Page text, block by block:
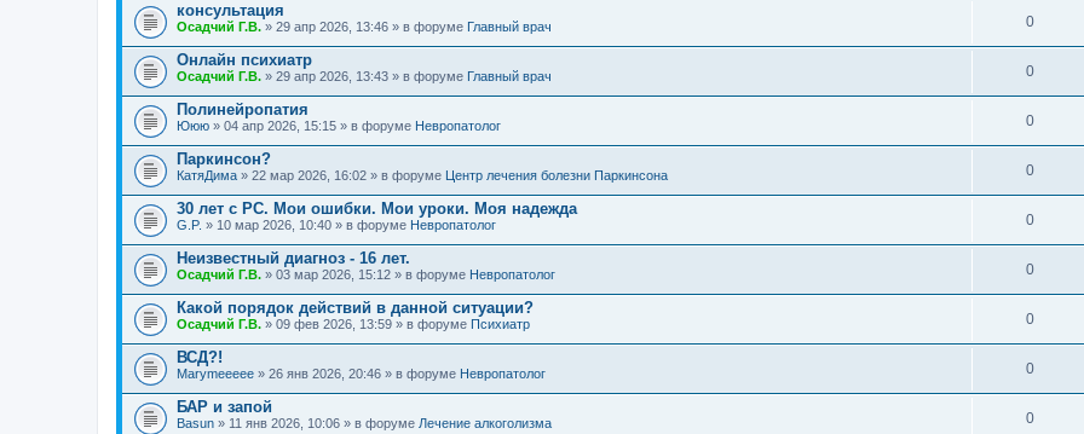
консультация
Осадчий Г.В. » 29 апр 2026, 13:46 » в форуме Главный врач 0
Онлайн психиатр
Осадчий Г.В. » 29 апр 2026, 13:43 » в форуме Главный врач 0
Полинейропатия
Ююю » 04 апр 2026, 15:15 » в форуме Невропатолог 0
Паркинсон?
КатяДима » 22 мар 2026, 16:02 » в форуме Центр лечения болезни Паркинсона 0
30 лет с РС. Мои ошибки. Мои уроки. Моя надежда
G.P. » 10 мар 2026, 10:40 » в форуме Невропатолог 0
Неизвестный диагноз - 16 лет.
Осадчий Г.В. » 03 мар 2026, 15:12 » в форуме Невропатолог 0
Какой порядок действий в данной ситуации?
Осадчий Г.В. » 09 фев 2026, 13:59 » в форуме Психиатр 0
ВСД?!
Marymeeeee » 26 янв 2026, 20:46 » в форуме Невропатолог 0
БАР и запой
Basun » 11 янв 2026, 10:06 » в форуме Лечение алкоголизма 0